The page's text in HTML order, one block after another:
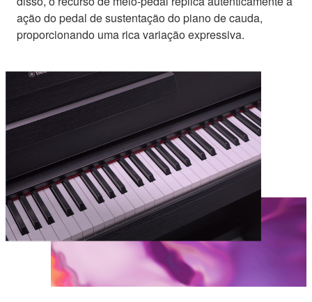
ação do pedal de sustentação do piano de cauda,
proporcionando uma rica variação expressiva.